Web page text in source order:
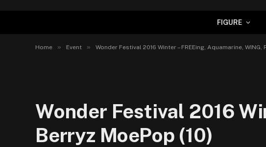
FIGURE
Home » Event » Wonder Festival 2016 Winter – FREEing, Aquamarine, WING,
Wonder Festival 2016
Berryz MoePop (10)